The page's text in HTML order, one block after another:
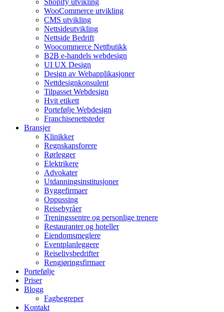
Shopify utvikling
WooCommerce utvikling
CMS utvikling
Nettsideutvikling
Nettside Bedrift
Woocommerce Nettbutikk
B2B e-handels webdesign
UI UX Design
Design av Webapplikasjoner
Nettdesignkonsulent
Tilpasset Webdesign
Hvit etikett
Portefølje Webdesign
Franchisenettsteder
Bransjer
Klinikker
Regnskapsforere
Rørlegger
Elektrikere
Advokater
Utdanningsinstitusjoner
Byggefirmaer
Oppussing
Reisebyråer
Treningssentre og personlige trenere
Restauranter og hoteller
Eiendomsmeglere
Eventplanleggere
Reiselivsbedrifter
Rengjøringsfirmaer
Portefølje
Priser
Blogg
Fagbegreper
Kontakt